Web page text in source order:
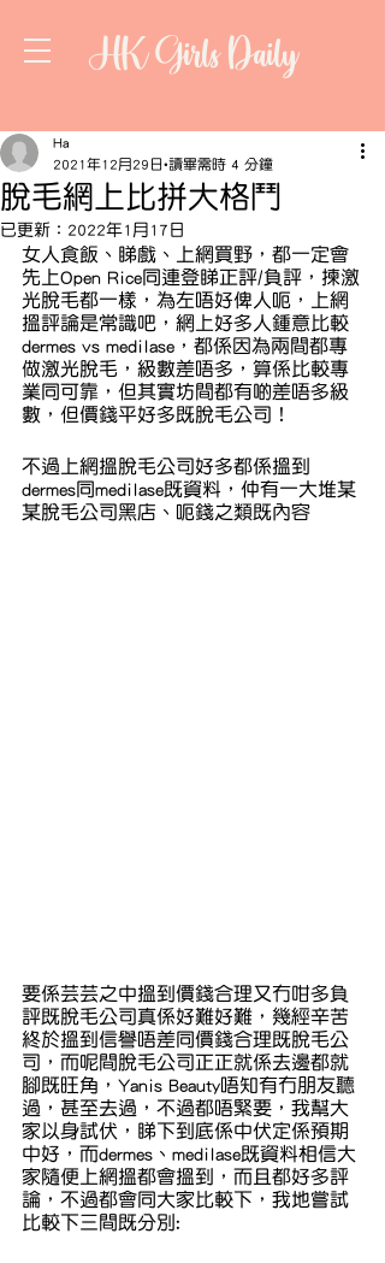
HK Girls Daily
脫毛網上比拼大格鬥
Ha
2021年12月29日 讀畢需時 4 分鐘
已更新： 2022年1月17日
女人食飯、睇戲、上網買野，都一定會
先上Open Rice同連登睇正評/負評，揀激
光脫毛都一樣，為左唔好俾人呃，上網
搵評論是常識吧，網上好多人鍾意比較
dermes vs medilase，都係因為兩間都專
做激光脫毛，級數差唔多，算係比較專
業同可靠，但其實坊間都有啲差唔多級
數，但價錢平好多既脫毛公司！
不過上網搵脫毛公司好多都係搵到
dermes同medilase既資料，仲有一大堆某
某脫毛公司黑店、呃錢之類既內容
要係芸芸之中搵到價錢合理又冇咁多負
評既脫毛公司真係好難好難，幾經辛苦
終於搵到信譽唔差同價錢合理既脫毛公
司，而呢間脫毛公司正正就係去邊都就
腳既旺角，Yanis Beauty唔知有冇朋友聽
過，甚至去過，不過都唔緊要，我幫大
家以身試伏，睇下到底係中伏定係預期
中好，而dermes、medilase既資料相信大
家隨便上網搵都會搵到，而且都好多評
論，不過都會同大家比較下，我地嘗試
比較下三間既分別: